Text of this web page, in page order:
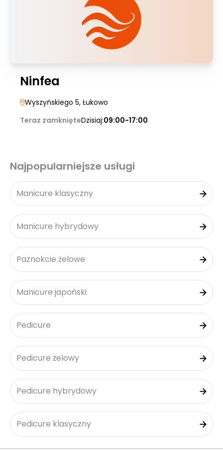
Ninfea
Wyszyńskiego 5, Łukowo
Teraz zamknięteDzisiaj:09:00-17:00
Najpopularniejsze usługi
Manicure klasyczny
Manicure hybrydowy
Paznokcie żelowe
Manicure japoński
Pedicure
Pedicure żelowy
Pedicure hybrydowy
Pedicure klasyczny